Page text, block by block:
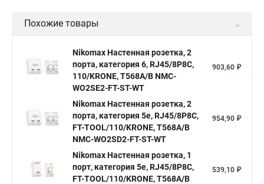
Похожие товары
Nikomax Настенная розетка, 2
порта, категория 6, RJ45/8P8C,
110/KRONE, T568A/B NMC-
WO2SE2-FT-ST-WT
903,60 ₽
Nikomax Настенная розетка, 2
порта, категория 5е, RJ45/8P8C,
FT-TOOL/110/KRONE, T568A/B
NMC-WO2SD2-FT-ST-WT
954,90 ₽
Nikomax Настенная розетка, 1
порт, категория 5е, RJ45/8P8C,
FT-TOOL/110/KRONE, T568A/B
539,10 ₽